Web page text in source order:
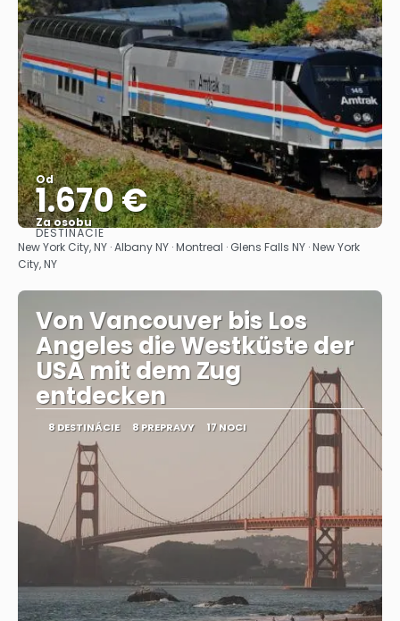
Od
1.670 €
Za osobu
Pozrieť sa
DESTINÁCIE
New York City, NY · Albany NY · Montreal · Glens Falls NY · New York
City, NY
Von Vancouver bis Los
Angeles die Westküste der
USA mit dem Zug
entdecken
8 DESTINÁCIE 8 PREPRAVY 17 NOCI